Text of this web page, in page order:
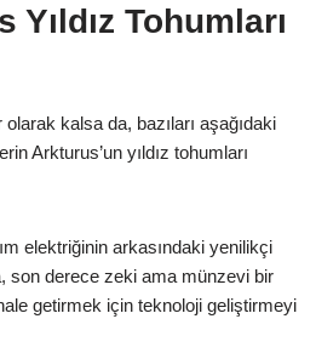
Tohumları
kalsa da, bazıları aşağıdaki
Arkturus’un yıldız tohumları
elektriğinin arkasındaki yenilikçi
son derece zeki ama münzevi bir
getirmek için teknoloji geliştirmeyi